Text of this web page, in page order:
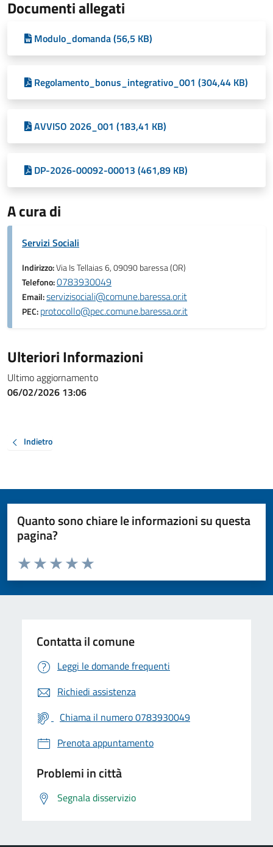
Documenti allegati
Modulo_domanda (56,5 KB)
Regolamento_bonus_integrativo_001 (304,44 KB)
AVVISO 2026_001 (183,41 KB)
DP-2026-00092-00013 (461,89 KB)
A cura di
Servizi Sociali
Indirizzo:Via Is Tellaias 6, 09090 baressa (OR)
Telefono:0783930049
Email:servizisociali@comune.baressa.or.it
PEC:protocollo@pec.comune.baressa.or.it
Ulteriori Informazioni
Ultimo aggiornamento
06/02/2026 13:06
Indietro
Quanto sono chiare le informazioni su questa
pagina?
Valuta da 1 a 5 stelle la pagina
Valuta 5 stelle su 5
Valuta 4 stelle su 5
Valuta 3 stelle su 5
Valuta 2 stelle su 5
Valuta 1 stelle su 5
Contatta il comune
Leggi le domande frequenti
Richiedi assistenza
Chiama il numero 0783930049
Prenota appuntamento
Problemi in città
Segnala disservizio